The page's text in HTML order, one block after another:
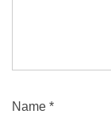
Name *